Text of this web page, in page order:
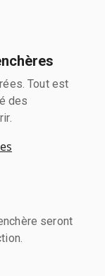
Tout est
des
seront